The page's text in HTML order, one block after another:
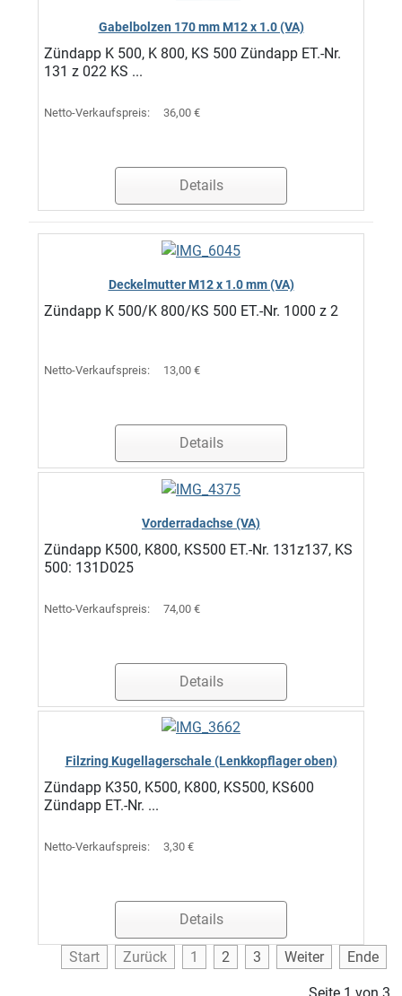
Gabelbolzen 170 mm M12 x 1.0 (VA)
Zündapp K 500, K 800, KS 500 Zündapp ET.-Nr.
131 z 022 KS ...
Netto-Verkaufspreis: 36,00 €
Details
Deckelmutter M12 x 1.0 mm (VA)
Zündapp K 500/K 800/KS 500 ET.-Nr. 1000 z 2
Netto-Verkaufspreis: 13,00 €
Details
Vorderradachse (VA)
Zündapp K500, K800, KS500 ET.-Nr. 131z137, KS
500: 131D025
Netto-Verkaufspreis: 74,00 €
Details
Filzring Kugellagerschale (Lenkkopflager oben)
Zündapp K350, K500, K800, KS500, KS600
Zündapp ET.-Nr. ...
Netto-Verkaufspreis: 3,30 €
Details
Start Zurück 1 2 3 Weiter Ende